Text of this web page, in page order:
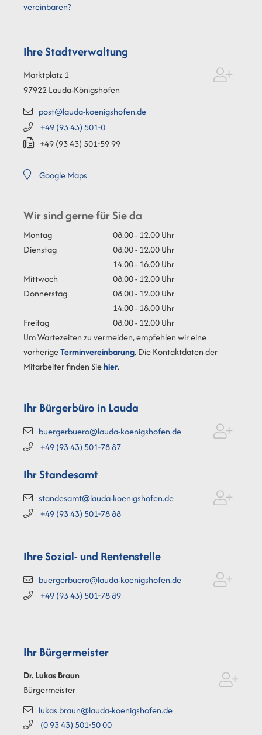
vereinbaren?
Ihre Stadtverwaltung
Marktplatz 1
97922Lauda-Königshofen
post@lauda-koenigshofen.de
+49 (9343) 501-0
+49 (9343) 501-5999
Google Maps
Wir sind gerne für Sie da
Montag
08.00 - 12.00 Uhr
Dienstag
08.00 - 12.00 Uhr
14.00 - 16.00 Uhr
Mittwoch
08.00 - 12.00 Uhr
Donnerstag
08.00 - 12.00 Uhr
14.00 - 18.00 Uhr
Freitag
08.00 - 12.00 Uhr
Um Wartezeiten zu vermeiden, empfehlen wir eine
vorherigeTerminvereinbarung. Die Kontaktdaten der
Mitarbeiter finden Siehier.
Ihr Bürgerbüro in Lauda
buergerbuero@lauda-koenigshofen.de
+49 (9343) 501-7887
Ihr Standesamt
standesamt@lauda-koenigshofen.de
+49 (9343) 501-7888
Ihre Sozial- und Rentenstelle
buergerbuero@lauda-koenigshofen.de
+49 (9343) 501-7889
Ihr Bürgermeister
Dr. LukasBraun
Bürgermeister
lukas.braun@lauda-koenigshofen.de
(09343) 501-5000